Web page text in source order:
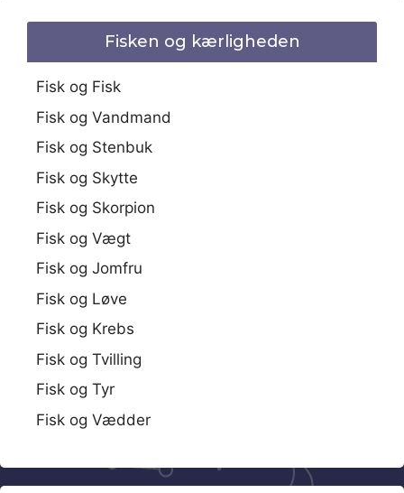
Fisken og kærligheden
Fisk og Fisk
Fisk og Vandmand
Fisk og Stenbuk
Fisk og Skytte
Fisk og Skorpion
Fisk og Vægt
Fisk og Jomfru
Fisk og Løve
Fisk og Krebs
Fisk og Tvilling
Fisk og Tyr
Fisk og Vædder